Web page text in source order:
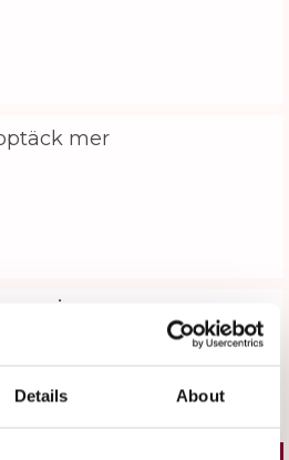
Details About
mer
en recension